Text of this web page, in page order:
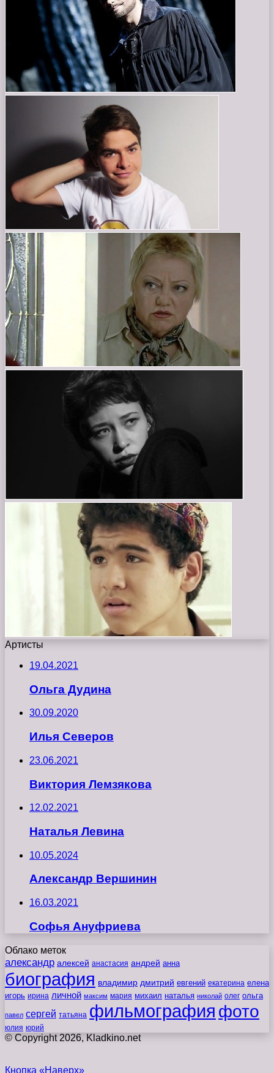
Артисты
19.04.2021
Ольга Дудина
30.09.2020
Илья Северов
23.06.2021
Виктория Лемзякова
12.02.2021
Наталья Левина
10.05.2024
Александр Вершинин
16.03.2021
Софья Ануфриева
Облако меток
александр алексей анастасия андрей анна
биография владимир дмитрий евгений екатерина елена
игорь ирина личной максим мария михаил наталья николай олег ольга
павел сергей татьяна фильмография фото
юлия юрий
© Copyright 2026, Kladkino.net
Кнопка «Наверх»